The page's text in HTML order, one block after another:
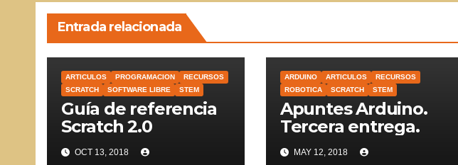
Entrada relacionada
ARTICULOS PROGRAMACION
RECURSOS
SCRATCH
SOFTWARE LIBRE STEM
Guía de referencia
Scratch 2.0
OCT 13, 2018
ARDUINO ARTICULOS
RECURSOS
ROBOTICA
SCRATCH STEM
Apuntes Arduino.
Tercera entrega.
MAY 12, 2018